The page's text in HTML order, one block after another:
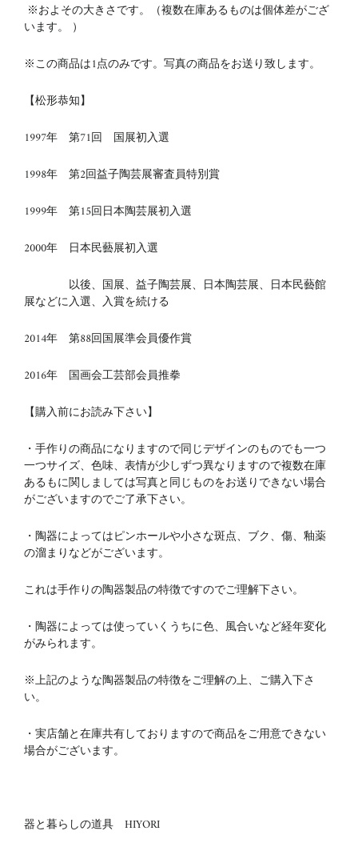
※およその大きさです。（複数在庫あるものは個体差がござ
います。 ）
※この商品は1点のみです。写真の商品をお送り致します。
【松形恭知】
1997年 第71回 国展初入選
1998年 第2回益子陶芸展審査員特別賞
1999年 第15回日本陶芸展初入選
2000年 日本民藝展初入選
以後、国展、益子陶芸展、日本陶芸展、日本民藝館
展などに入選、入賞を続ける
2014年 第88回国展準会員優作賞
2016年 国画会工芸部会員推拳
【購入前にお読み下さい】
・手作りの商品になりますので同じデザインのものでも一つ
一つサイズ、色味、表情が少しずつ異なりますので複数在庫
あるもに関しましては写真と同じものをお送りできない場合
がございますのでご了承下さい。
・陶器によってはピンホールや小さな斑点、ブク、傷、釉薬
の溜まりなどがございます。
これは手作りの陶器製品の特徴ですのでご理解下さい。
・陶器によっては使っていくうちに色、風合いなど経年変化
がみられます。
※上記のような陶器製品の特徴をご理解の上、ご購入下さ
い。
・実店舗と在庫共有しておりますので商品をご用意できない
場合がございます。
器と暮らしの道具 HIYORI